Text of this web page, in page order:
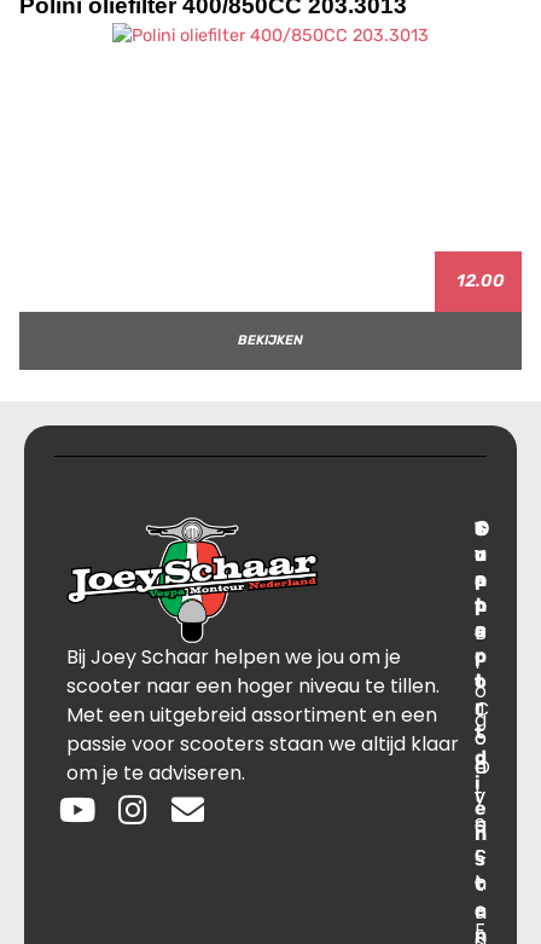
Polini oliefilter 400/850CC 203.3013
12.00
BEKIJKEN
Bij Joey Schaar helpen we jou om je
scooter naar een hoger niveau te tillen.
Met een uitgebreid assortiment en een
passie voor scooters staan we altijd klaar
om je te adviseren.
T
r
a
n
s
p
o
r
t
d
i
e
n
s
t
e
n
O
v
e
r
B
l
o
g
O
v
e
r
o
n
S
u
p
p
o
r
t
C
o
n
t
a
c
t
F
C
o
n
t
a
c
t
J
o
e
y
S
c
h
a